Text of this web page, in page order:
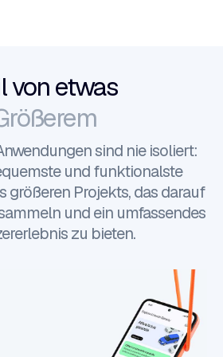
von etwas
sind nie isoliert:
und funktionalste
größeren Projekts, das darauf
und ein umfassendes
zu bieten.